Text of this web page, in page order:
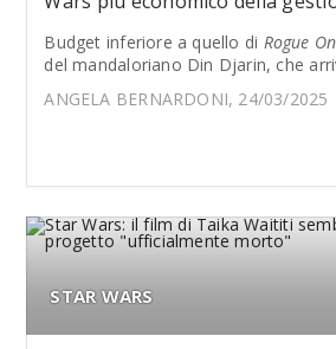
Budget inferiore a quello di Rogue
del mandaloriano Din Djarin, che
ANGELA BERNARDONI, 24/03/2025
STAR WARS